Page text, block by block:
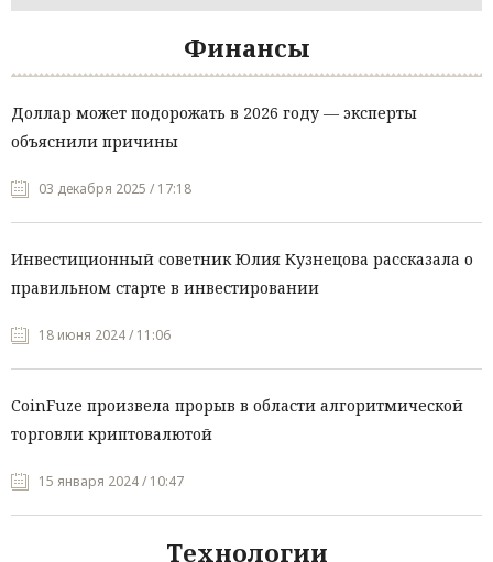
Финансы
Доллар может подорожать в 2026 году — эксперты
объяснили причины
03 декабря 2025 / 17:18
Инвестиционный советник Юлия Кузнецова рассказала о
правильном старте в инвестировании
18 июня 2024 / 11:06
CoinFuze произвела прорыв в области алгоритмической
торговли криптовалютой
15 января 2024 / 10:47
Технологии